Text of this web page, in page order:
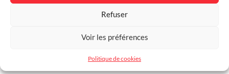
Refuser
Voir les préférences
Politique de cookies
Sur-mesure
Hauteur max clôture 1800 mm